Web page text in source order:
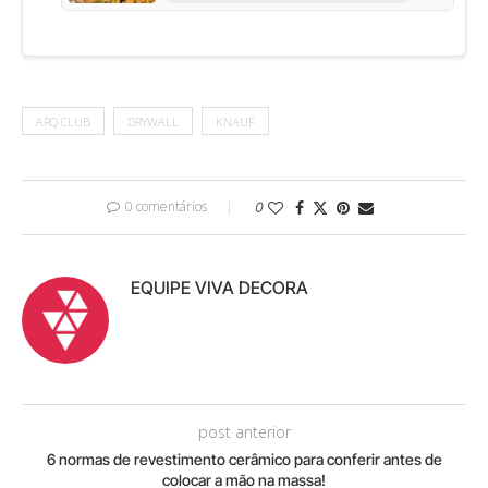
ARQ CLUB DRYWALL KNAUF
0 comentários 0
EQUIPE VIVA DECORA
post anterior
6 normas de revestimento cerâmico para conferir antes de
colocar a mão na massa!